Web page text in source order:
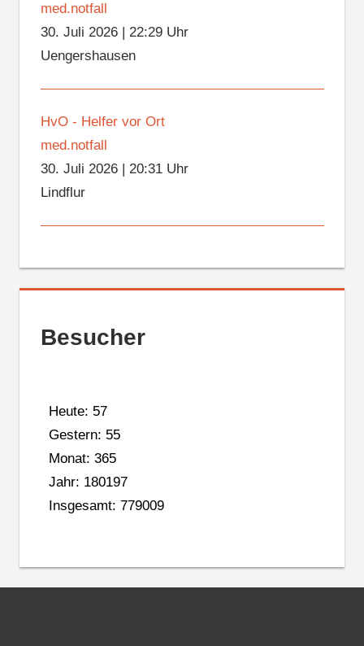
med.notfall
30. Juli 2026| 22:29 Uhr
Uengershausen
HvO - Helfer vor Ort
med.notfall
30. Juli 2026| 20:31 Uhr
Lindflur
Besucher
Heute: 57
Gestern: 55
Monat: 365
Jahr: 180197
Insgesamt: 779009